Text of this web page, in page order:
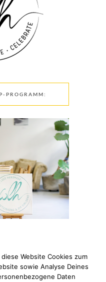
PROGRAMM:
Website Cookies zum
sowie Analyse Deines
Daten